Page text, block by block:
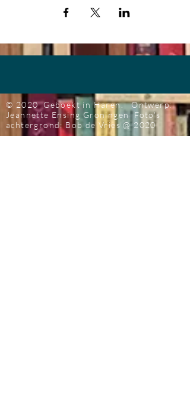
© 2020 Geboekt in Haren.Ontwerp:
Jeannette Ensing Groningen Foto's
achtergrond: Bob de Vries@ 2020